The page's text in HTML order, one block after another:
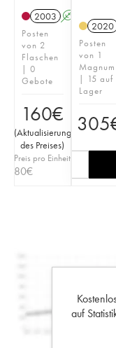
2003 A
Posten
von 2
Flaschen
| 0
Gebote
160€
(Aktualisierung
des Preises)
Preis pro Einheit
80€
2020
Posten
von 1
Magnum
| 15 auf
Lager
305
auf